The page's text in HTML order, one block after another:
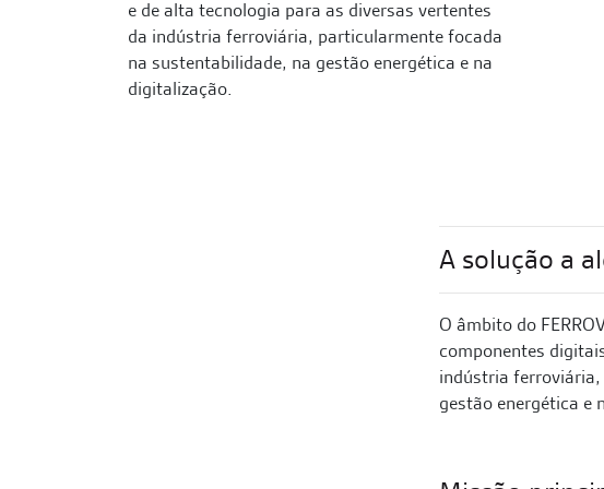
e de alta tecnologia para as diversas vertentes
da indústria ferroviária, particularmente focada
na sustentabilidade, na gestão energética e na
digitalização.
A solução a
O âmbito do
componentes
indústria
gestão energética e